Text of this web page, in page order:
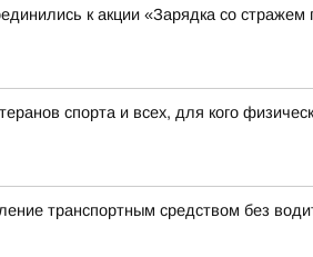
к акции «Зарядка со стражем
спорта и всех, для кого
транспортным средством без